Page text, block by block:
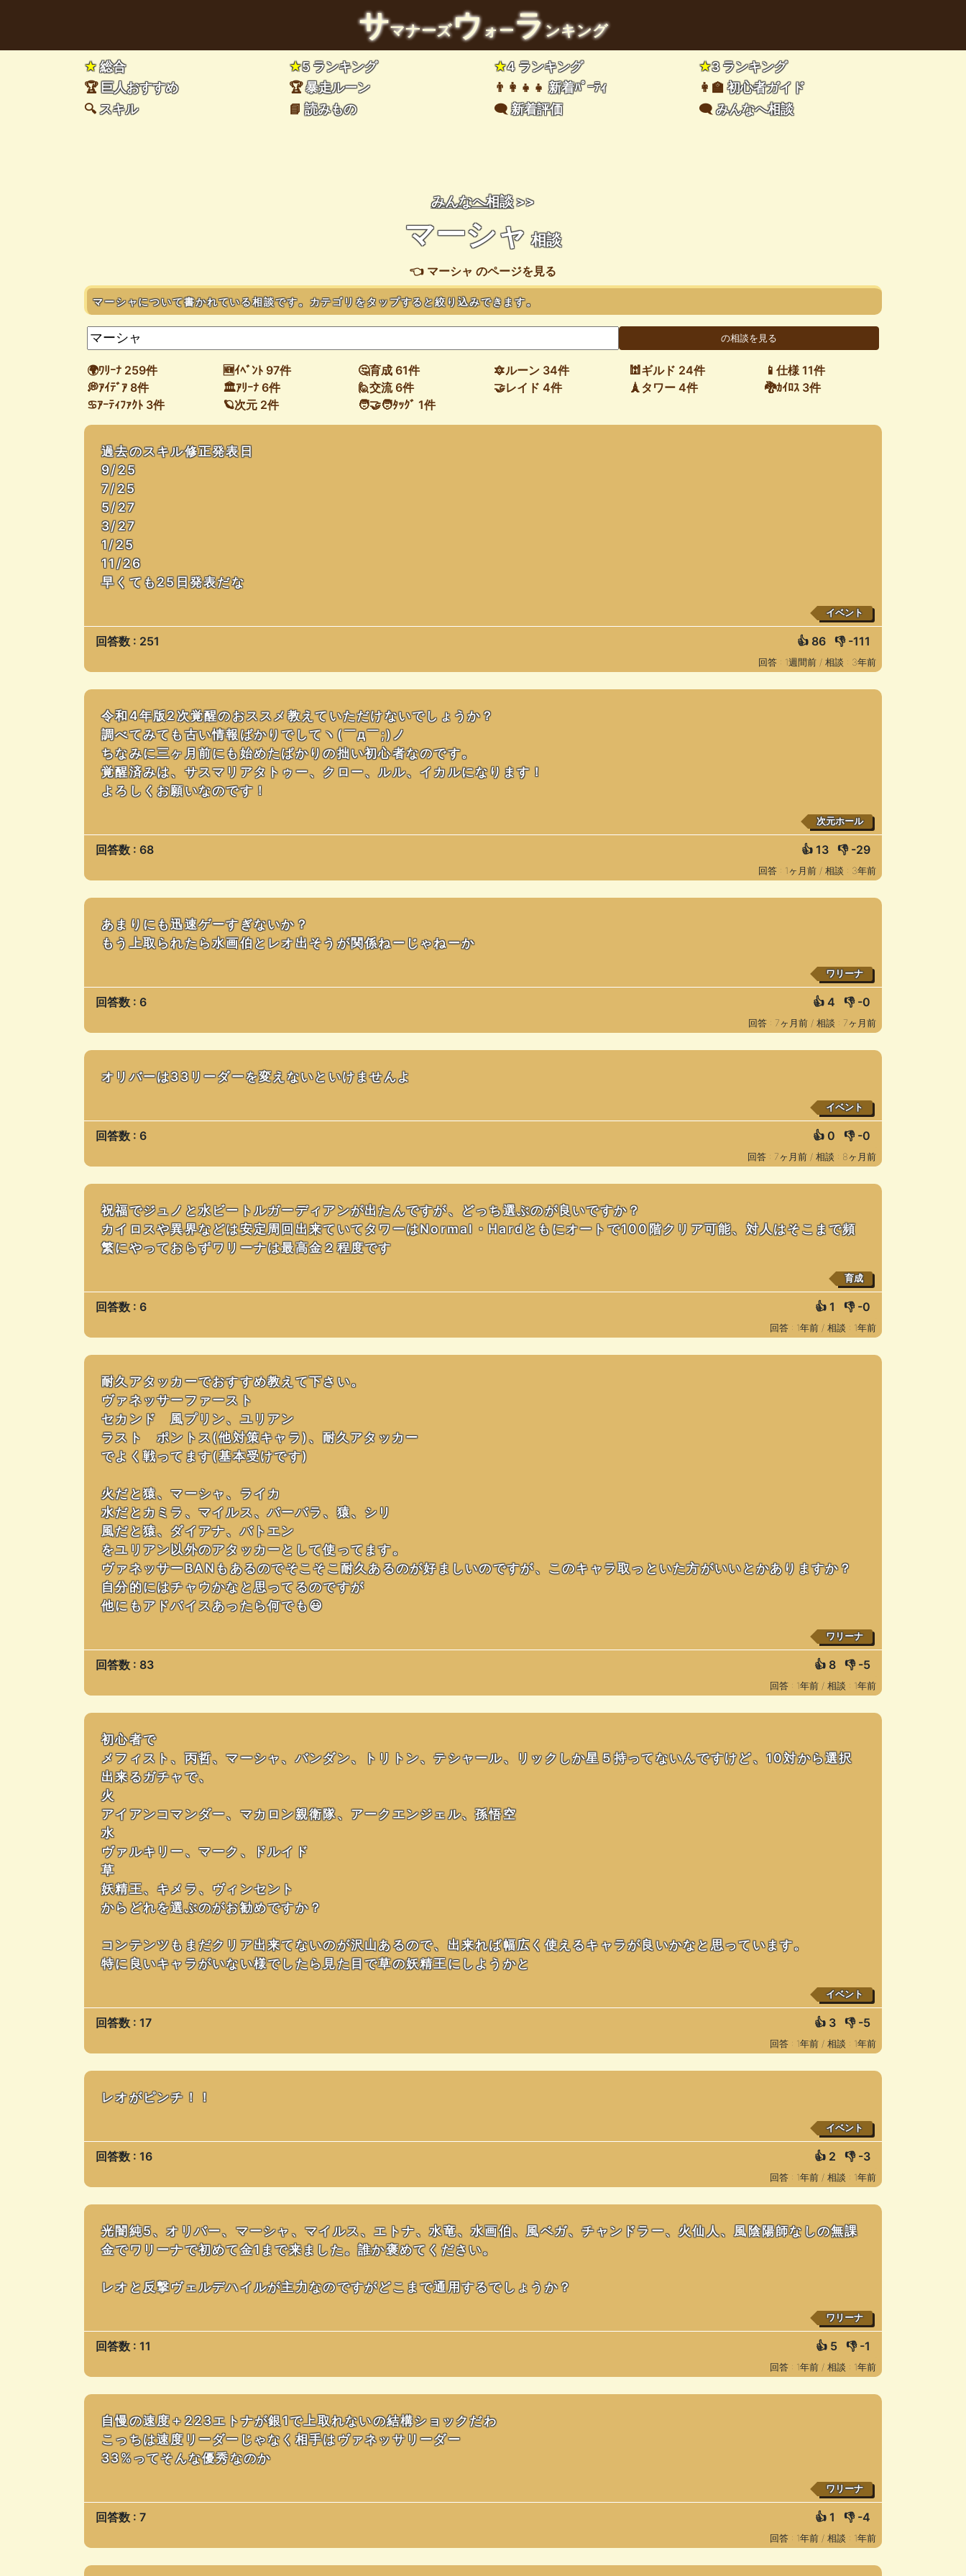
サマナーズウォーランキング
★総合 ★5 ランキング ★4 ランキング ★3 ランキング
🏆 巨人おすすめ 🏆暴走ルーン 👨‍👩‍👧‍👧新着ﾊﾟｰﾃｨ 👩‍🏫初心者ガイド
🔍スキル 📘読みもの 🗨️新着評価 🗨️みんなへ相談
みんなへ相談>>
マーシャ 相談
👈 マーシャ のページを見る
マーシャについて書かれている相談です。カテゴリをタップすると絞り込みできます。
🌍ﾜﾘｰﾅ 259件 🆕ｲﾍﾞﾝﾄ 97件 🤔育成 61件 🔯ルーン 34件 🕍ギルド 24件
📱仕様 11件
💭ｱｲﾃﾞｱ 8件
🏛ｱﾘｰﾅ 6件 🙋交流 6件 🤝レイド 4件 🗼タワー 4件
🐉ｶｲﾛｽ 3件
♋ｱｰﾃｨﾌｧｸﾄ 3件
🪐次元 2件 🧑‍🤝‍🧑ﾀｯｸﾞ 1件
過去のスキル修正発表日
9/25
7/25
5/27
3/27
1/25
11/26
早くても25日発表だな
イベント
回答数 : 251 👍 86 👎 -111
回答 : 1週間前 / 相談 : 3年前
令和4年版2次覚醒のおススメ教えていただけないでしょうか？
調べてみても古い情報ばかりでしてヽ(￣д￣;)ノ
ちなみに三ヶ月前にも始めたばかりの拙い初心者なのです。
覚醒済みは、サスマリアタトゥー、クロー、ルル、イカルになります！
よろしくお願いなのです！
次元ホール
回答数 : 68 👍 13 👎 -29
回答 : 1ヶ月前 / 相談 : 3年前
あまりにも迅速ゲーすぎないか？
もう上取られたら水画伯とレオ出そうが関係ねーじゃねーか
ワリーナ
回答数 : 6 👍 4 👎 -0
回答 : 7ヶ月前 / 相談 : 7ヶ月前
オリバーは33リーダーを変えないといけませんよ
イベント
回答数 : 6 👍 0 👎 -0
回答 : 7ヶ月前 / 相談 : 8ヶ月前
祝福でジュノと水ビートルガーディアンが出たんですが、どっち選ぶのが良いですか？
カイロスや異界などは安定周回出来ていてタワーはNormal・Hardともにオートで100階クリア可能、対人はそこまで頻
繁にやっておらずワリーナは最高金２程度です
育成
回答数 : 6 👍 1 👎 -0
回答 : 1年前 / 相談 : 1年前
耐久アタッカーでおすすめ教えて下さい。
ヴァネッサーファースト
セカンド 風プリン、ユリアン
ラスト ポントス(他対策キャラ)、耐久アタッカー
でよく戦ってます(基本受けです)
火だと猿、マーシャ、ライカ
水だとカミラ、マイルス、バーバラ、猿、シリ
風だと猿、ダイアナ、バトエン
をユリアン以外のアタッカーとして使ってます。
ヴァネッサーBANもあるのでそこそこ耐久あるのが好ましいのですが、このキャラ取っといた方がいいとかありますか？
自分的にはチャウかなと思ってるのですが
他にもアドバイスあったら何でも😃
ワリーナ
回答数 : 83 👍 8 👎 -5
回答 : 1年前 / 相談 : 1年前
初心者で
メフィスト、丙哲、マーシャ、バンダン、トリトン、テシャール、リックしか星５持ってないんですけど、10対から選択
出来るガチャで、
火
アイアンコマンダー、マカロン親衛隊、アークエンジェル、孫悟空
水
ヴァルキリー、マーク、ドルイド
草
妖精王、キメラ、ヴィンセント
からどれを選ぶのがお勧めですか？
コンテンツもまだクリア出来てないのが沢山あるので、出来れば幅広く使えるキャラが良いかなと思っています。
特に良いキャラがいない様でしたら見た目で草の妖精王にしようかと
イベント
回答数 : 17 👍 3 👎 -5
回答 : 1年前 / 相談 : 1年前
レオがピンチ！！
イベント
回答数 : 16 👍 2 👎 -3
回答 : 1年前 / 相談 : 1年前
光闇純5、オリバー、マーシャ、マイルス、エトナ、水竜、水画伯、風ベガ、チャンドラー、火仙人、風陰陽師なしの無課
金でワリーナで初めて金1まで来ました。誰か褒めてください。
レオと反撃ヴェルデハイルが主力なのですがどこまで通用するでしょうか？
ワリーナ
回答数 : 11 👍 5 👎 -1
回答 : 1年前 / 相談 : 1年前
自慢の速度＋223エトナが銀1で上取れないの結構ショックだわ
こっちは速度リーダーじゃなく相手はヴァネッサリーダー
33%ってそんな優秀なのか
ワリーナ
回答数 : 7 👍 1 👎 -4
回答 : 1年前 / 相談 : 1年前